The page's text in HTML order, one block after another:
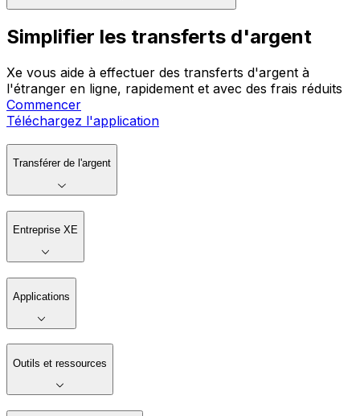
Simplifier les transferts d'argent
Xe vous aide à effectuer des transferts d'argent à
l'étranger en ligne, rapidement et avec des frais réduits
Commencer
Téléchargez l'application
Transférer de l'argent
Entreprise XE
Applications
Outils et ressources